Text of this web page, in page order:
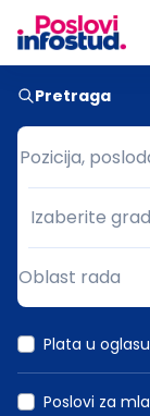
Pretraga
Pozicija,
Pozicija,
Grad
Izaberite grad
Oblast rada
Plata u oglasu
Poslovi za